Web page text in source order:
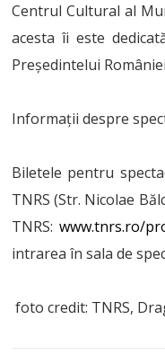
Centrul Cultural al
acesta îi este
Președintelui
Informații despre
Biletele pentru
TNRS (Str. Nicolae
TNRS:www.tnrs.ro/
intrarea în sala de
foto credit: TNRS,